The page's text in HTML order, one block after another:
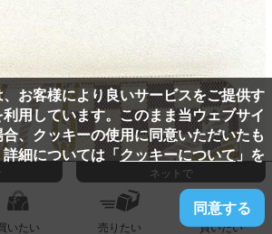
ネットで
いたい 売りたい 買いたい
お客様により良いサービスをご提供す
用しています。このまま当ウェブサイ
合、クッキーの使用に同意いただいたも
細については「クッキーについて」を
同意する